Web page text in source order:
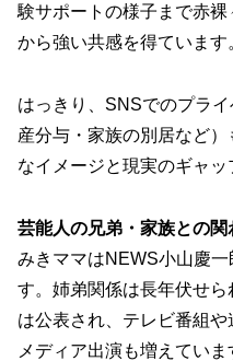
験サポートの様子まで赤
から強い共感を得ています
はっきり、SNSでのプラ
産分与・家族の別居など）
なイメージと現実のギャッ
芸能人の兄弟・家族との関
みきママはNEWS小山慶
す。姉弟関係は長年伏せ
は公表され、テレビ番組
メディア出演も増えてい